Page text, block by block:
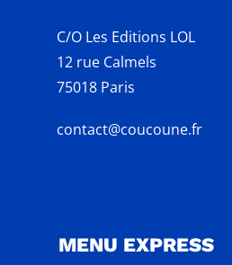
C/O Les Editions LOL
12 rue Calmels
75018 Paris
contact@coucoune.fr
MENU EXPRESS